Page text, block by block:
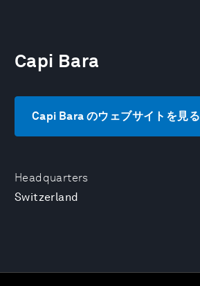
Headquarters
Switzerland
Capi Bara
Capi Bara のウェブサイトを見る